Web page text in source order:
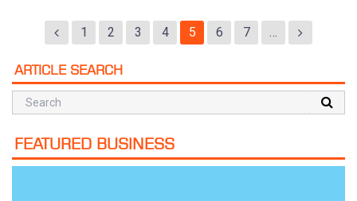
1 2 3 4 5 6 7 …
ARTICLE SEARCH
FEATURED BUSINESS